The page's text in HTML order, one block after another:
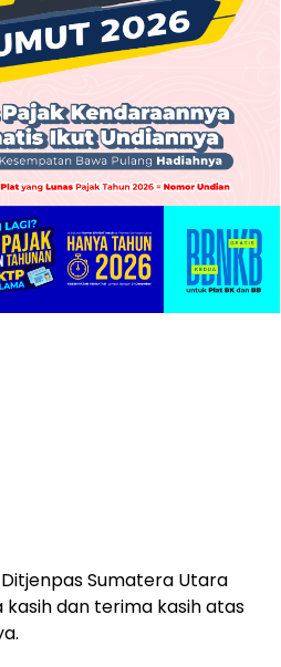
Sumatera Utara
kasih dan terima kasih atas